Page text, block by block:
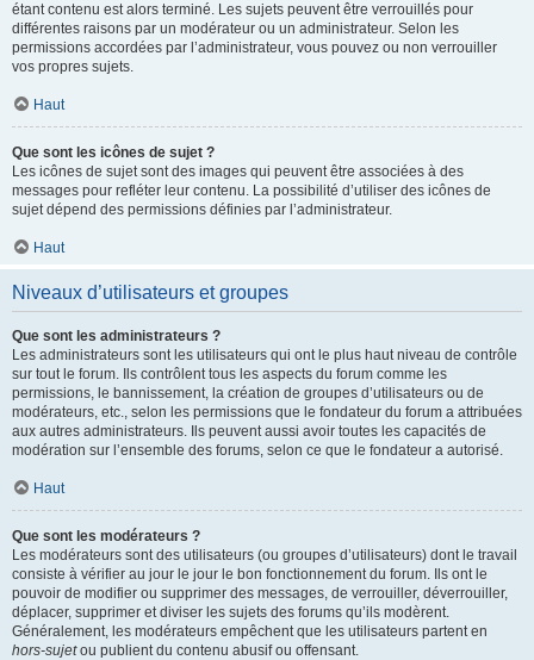
étant contenu est alors terminé. Les sujets peuvent être verrouillés pour
différentes raisons par un modérateur ou un administrateur. Selon les
permissions accordées par l’administrateur, vous pouvez ou non verrouiller
vos propres sujets.
Haut
Que sont les icônes de sujet ?
Les icônes de sujet sont des images qui peuvent être associées à des
messages pour refléter leur contenu. La possibilité d’utiliser des icônes de
sujet dépend des permissions définies par l’administrateur.
Haut
Niveaux d’utilisateurs et groupes
Que sont les administrateurs ?
Les administrateurs sont les utilisateurs qui ont le plus haut niveau de contrôle
sur tout le forum. Ils contrôlent tous les aspects du forum comme les
permissions, le bannissement, la création de groupes d’utilisateurs ou de
modérateurs, etc., selon les permissions que le fondateur du forum a attribuées
aux autres administrateurs. Ils peuvent aussi avoir toutes les capacités de
modération sur l’ensemble des forums, selon ce que le fondateur a autorisé.
Haut
Que sont les modérateurs ?
Les modérateurs sont des utilisateurs (ou groupes d’utilisateurs) dont le travail
consiste à vérifier au jour le jour le bon fonctionnement du forum. Ils ont le
pouvoir de modifier ou supprimer des messages, de verrouiller, déverrouiller,
déplacer, supprimer et diviser les sujets des forums qu’ils modèrent.
Généralement, les modérateurs empêchent que les utilisateurs partent en
hors-sujetou publient du contenu abusif ou offensant.